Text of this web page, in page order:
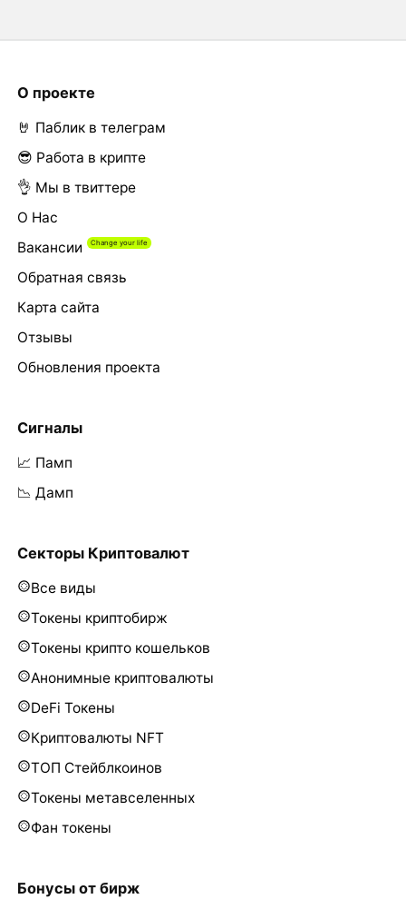
О проекте
🤘 Паблик в телеграм
😎 Работа в крипте
👌 Мы в твиттере
О Нас
Вакансии
Обратная связь
Карта сайта
Отзывы
Обновления проекта
Сигналы
📈 Памп
📉 Дамп
Секторы Криптовалют
Все виды
Токены криптобирж
Токены крипто кошельков
Анонимные криптовалюты
DeFi Токены
Криптовалюты NFT
ТОП Стейблкоинов
Токены метавселенных
Фан токены
Бонусы от бирж